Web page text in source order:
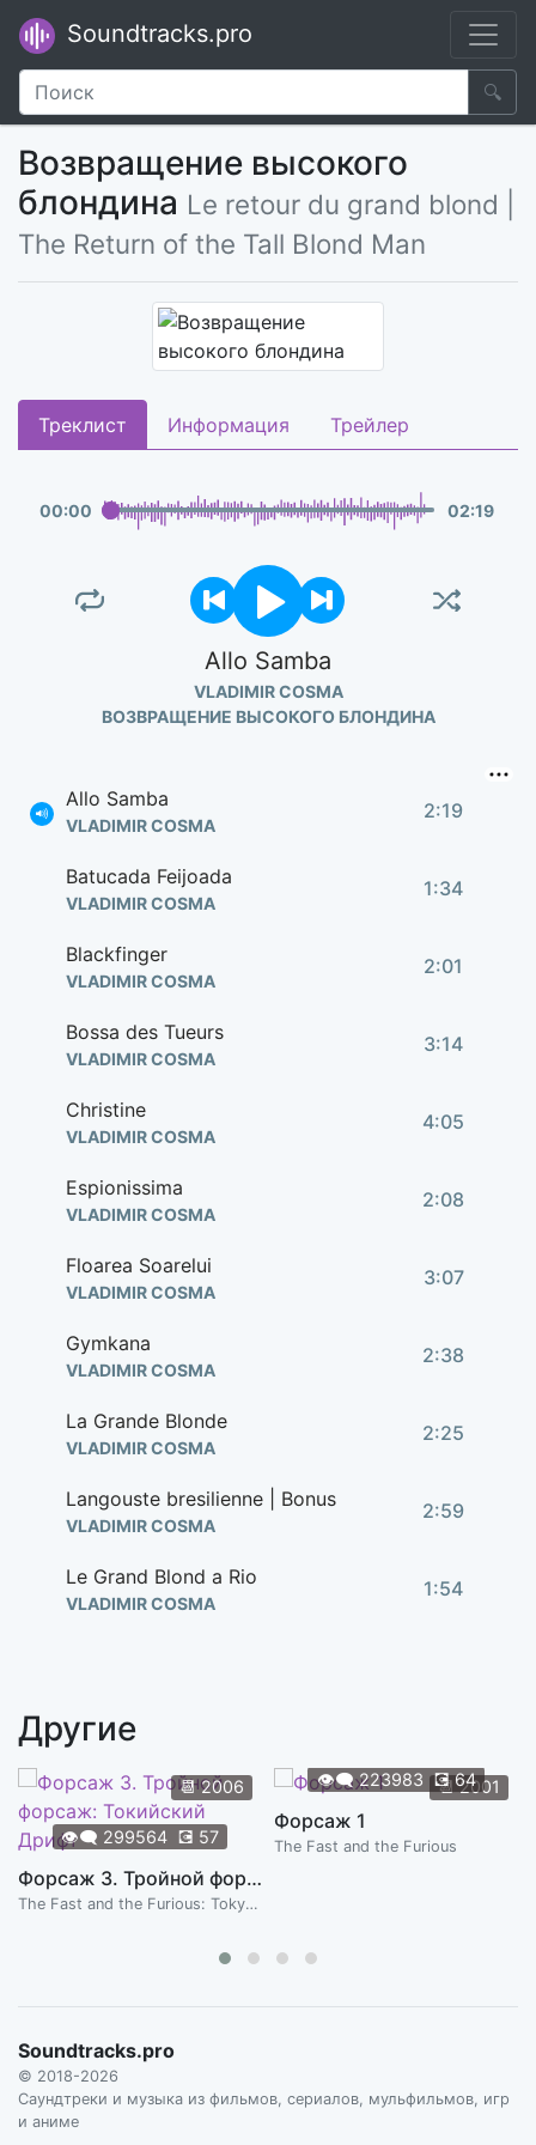
Soundtracks.pro
🔍
Возвращение высокого
блондина Le retour du grand blond |
The Return of the Tall Blond Man
Треклист Информация Трейлер
00:00 02:19
Allo Samba
VLADIMIR COSMA
ВОЗВРАЩЕНИЕ ВЫСОКОГО БЛОНДИНА
Allo Samba
VLADIMIR COSMA
2:19
Batucada Feijoada
VLADIMIR COSMA
1:34
Blackfinger
VLADIMIR COSMA
2:01
Bossa des Tueurs
VLADIMIR COSMA
3:14
Christine
VLADIMIR COSMA
4:05
Espionissima
VLADIMIR COSMA
2:08
Floarea Soarelui
VLADIMIR COSMA
3:07
Gymkana
VLADIMIR COSMA
2:38
La Grande Blonde
VLADIMIR COSMA
2:25
Langouste bresilienne | Bonus
VLADIMIR COSMA
2:59
Le Grand Blond a Rio
VLADIMIR COSMA
1:54
Nai, nai, nai
Petite Sirba
VLADIMIR COSMA
Sapato Rosa (theme principal)
VLADIMIR COSMA
Sirba (Le Retour)
Другие
📆2006
👁️‍🗨️ 299564 💽 57
Форсаж 3. Тройной форсаж: Токийский Дрифт
The Fast and the Furious: Tokyo Drift
📆2001
👁️‍🗨️223983 💽64
Форсаж 1
The Fast and the Furious
Soundtracks.pro
© 2018-2026
Саундтреки и музыка из фильмов, сериалов, мульфильмов, игр
и аниме